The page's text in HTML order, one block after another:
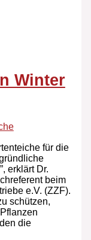
Winter
für die
erklärt Dr.
beim
e.V. (ZZF).
schützen,
die